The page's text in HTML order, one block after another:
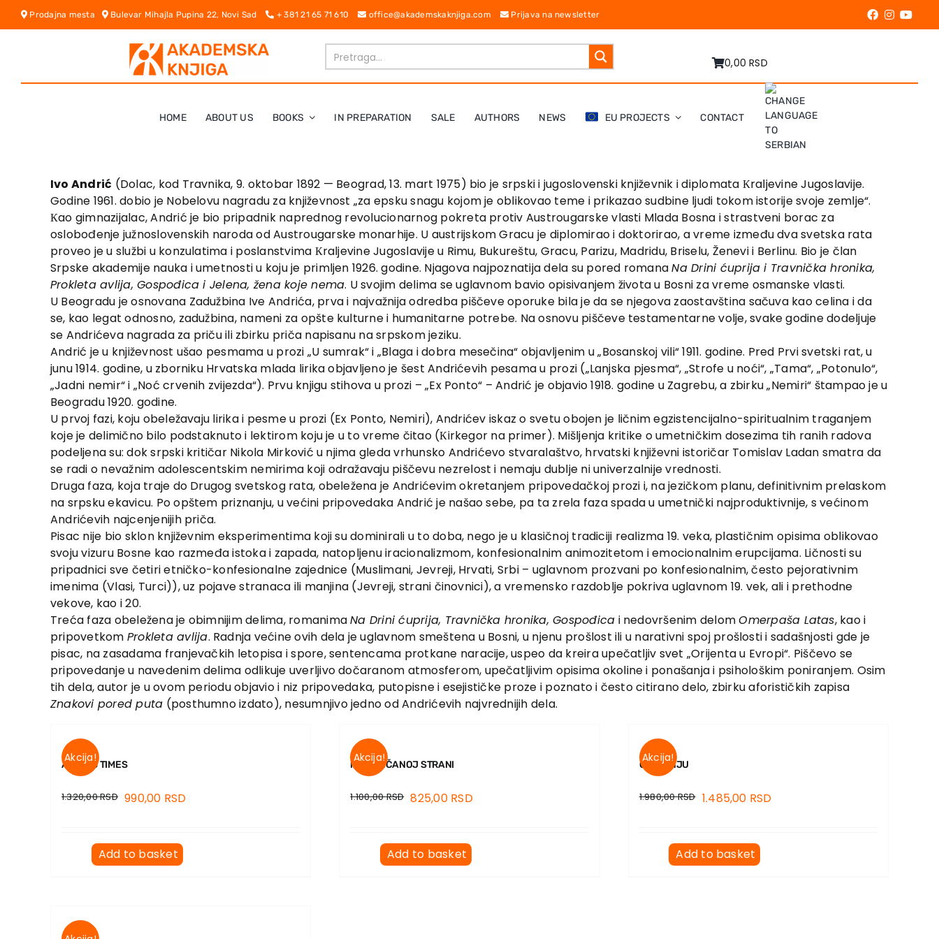
Skip
Prodajna mesta Bulevar Mihajla Pupina 22, Novi Sad + 381 21 65 71 610 office@akademskaknjiga.com Prijava na newsletter
0,00 RSD
HOME ABOUT US BOOKS IN PREPARATION SALE AUTHORS NEWS EU PROJECTS CONTACT
Ivo Andrić (Dolac, kod Travnika, 9. oktobar 1892 — Beograd, 13. mart 1975) bio je srpski i jugoslovenski književnik i diplomata Кraljevine Jugoslavije.
Godine 1961. dobio je Nobelovu nagradu za književnost „za epsku snagu kojom je oblikovao teme i prikazao sudbine ljudi tokom istorije svoje zemlje“.
Кao gimnazijalac, Andrić je bio pripadnik naprednog revolucionarnog pokreta protiv Austrougarske vlasti Mlada Bosna i strastveni borac za
oslobođenje južnoslovenskih naroda od Austrougarske monarhije. U austrijskom Gracu je diplomirao i doktorirao, a vreme između dva svetska rata
proveo je u službi u konzulatima i poslanstvima Кraljevine Jugoslavije u Rimu, Bukureštu, Gracu, Parizu, Madridu, Briselu, Ženevi i Berlinu. Bio je član
Srpske akademije nauka i umetnosti u koju je primljen 1926. godine. Njagova najpoznatija dela su pored romanaNa Drini ćuprija i Travnička hronika,
Prokleta avlija, Gospođica i Jelena, žena koje nema. U svojim delima se uglavnom bavio opisivanjem života u Bosni za vreme osmanske vlasti.
U Beogradu je osnovana Zadužbina Ive Andrića, prva i najvažnija odredba piščeve oporuke bila je da se njegova zaostavština sačuva kao celina i da
se, kao legat odnosno, zadužbina, nameni za opšte kulturne i humanitarne potrebe. Na osnovu piščeve testamentarne volje, svake godine dodeljuje
se Andrićeva nagrada za priču ili zbirku priča napisanu na srpskom jeziku.
Andrić je u književnost ušao pesmama u prozi „U sumrak“ i „Blaga i dobra mesečina“ objavljenim u „Bosanskoj vili“ 1911. godine. Pred Prvi svetski rat, u
junu 1914. godine, u zborniku Hrvatska mlada lirika objavljeno je šest Andrićevih pesama u prozi („Lanjska pjesma“, „Strofe u noći“, „Tama“, „Potonulo“,
„Jadni nemir“ i „Noć crvenih zvijezda“). Prvu knjigu stihova u prozi – „Ex Ponto“ – Andrić je objavio 1918. godine u Zagrebu, a zbirku „Nemiri“ štampao je u
Beogradu 1920. godine.
U prvoj fazi, koju obeležavaju lirika i pesme u prozi (Ex Ponto, Nemiri), Andrićev iskaz o svetu obojen je ličnim egzistencijalno-spiritualnim traganjem
koje je delimično bilo podstaknuto i lektirom koju je u to vreme čitao (Кirkegor na primer). Mišljenja kritike o umetničkim dosezima tih ranih radova
podeljena su: dok srpski kritičar Nikola Mirković u njima gleda vrhunsko Andrićevo stvaralaštvo, hrvatski književni istoričar Tomislav Ladan smatra da
se radi o nevažnim adolescentskim nemirima koji odražavaju piščevu nezrelost i nemaju dublje ni univerzalnije vrednosti.
Druga faza, koja traje do Drugog svetskog rata, obeležena je Andrićevim okretanjem pripovedačkoj prozi i, na jezičkom planu, definitivnim prelaskom
na srpsku ekavicu. Po opštem priznanju, u većini pripovedaka Andrić je našao sebe, pa ta zrela faza spada u umetnički najproduktivnije, s većinom
Andrićevih najcenjenijih priča.
Pisac nije bio sklon književnim eksperimentima koji su dominirali u to doba, nego je u klasičnoj tradiciji realizma 19. veka, plastičnim opisima oblikovao
svoju vizuru Bosne kao razmeđa istoka i zapada, natopljenu iracionalizmom, konfesionalnim animozitetom i emocionalnim erupcijama. Ličnosti su
pripadnici sve četiri etničko-konfesionalne zajednice (Muslimani, Jevreji, Hrvati, Srbi – uglavnom prozvani po konfesionalnim, često pejorativnim
imenima (Vlasi, Turci)), uz pojave stranaca ili manjina (Jevreji, strani činovnici), a vremensko razdoblje pokriva uglavnom 19. vek, ali i prethodne
vekove, kao i 20.
Treća faza obeležena je obimnijim delima, romanimaNa Drini ćuprija, Travnička hronika, Gospođica i nedovršenim delomOmerpaša Latas, kao i
pripovetkom Prokleta avlija. Radnja većine ovih dela je uglavnom smeštena u Bosni, u njenu prošlost ili u narativni spoj prošlosti i sadašnjosti gde je
pisac, na zasadama franjevačkih letopisa i spore, sentencama protkane naracije, uspeo da kreira upečatljiv svet „Orijenta u Evropi“. Piščevo se
pripovedanje u navedenim delima odlikuje uverljivo dočaranom atmosferom, upečatljivim opisima okoline i ponašanja i psihološkim poniranjem. Osim
tih dela, autor je u ovom periodu objavio i niz pripovedaka, putopisne i esejističke proze i poznato i često citirano delo, zbirku aforističkih zapisa
Znakovi pored puta (posthumno izdato), nesumnjivo jedno od Andrićevih najvrednijih dela.
Akcija!
ANIKA’S TIMES
1.320,00RSD 990,00 RSD
Add to basket
Akcija!
NA SUNČANOJ STRANI
1.100,00RSD 825,00 RSD
Add to basket
Akcija!
O PISANJU
1.980,00RSD 1.485,00 RSD
Add to basket